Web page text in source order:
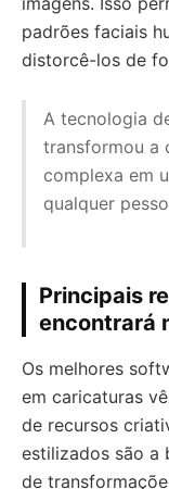
padrões faciais
distorcê-los de
A tecnologia
transformou a
complexa em
qualquer
Principais
encontrará
Os melhores
em caricaturas
de recursos
estilizados são a
de